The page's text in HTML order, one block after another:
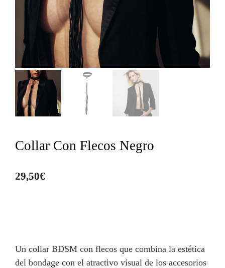
Collar Con Flecos Negro
29,50€
Un collar BDSM con flecos que combina la estética
del bondage con el atractivo visual de los accesorios